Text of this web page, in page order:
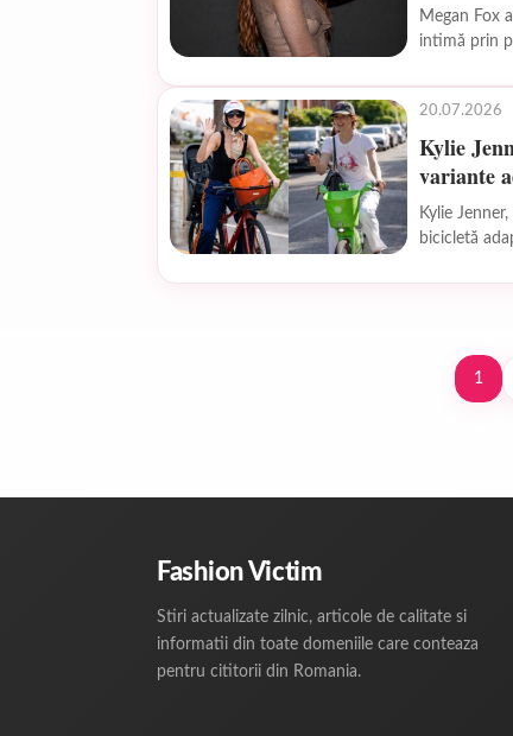
Megan Fox
intimă prin
20.07.2026
Kylie
variante
Kylie
bicicletă
1
Fashion Victim
Stiri actualizate zilnic, articole de calitate si
informatii din toate domeniile care conteaza
pentru cititorii din Romania.